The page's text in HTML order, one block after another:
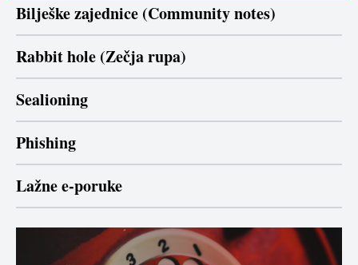
Bilješke zajednice (Community notes)
Rabbit hole (Zečja rupa)
Sealioning
Phishing
Lažne e-poruke